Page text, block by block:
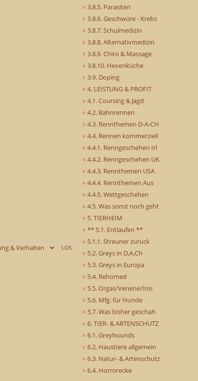
3.8.5. Parasiten
3.8.6. Geschwüre - Krebs
3.8.7. Schulmedizin
3.8.8. Alternativmedizin
3.8.9. Chiro & Massage
3.8.10. Hexenküche
3.9. Doping
4. LEISTUNG & PROFIT
4.1. Coursing & Jagd
4.2. Bahnrennen
4.3. Rennthemen D-A-CH
4.4. Rennen kommerziell
4.4.1. Renngeschehen Irl
4.4.2. Renngeschehen UK
4.4.3. Rennthemen USA
4.4.4. Rennthemen Aus
4.4.5. Wettgeschehen
4.5. Was sonst noch geht
5. TIERHEIM
** 5.1. Entlaufen **
5.1.1. Streuner zurück
5.2. Greys in D,A,Ch
5.3. Greys in Europa
5.4. Rehomed
5.5. Orgas/Vereine/Inis
5.6. Mfg. für Hunde
5.7. Was bisher geschah
6. TIER- & ARTENSCHUTZ
6.1. Greyhounds
6.2. Haustiere allgemein
6.3. Natur- & Artenschutz
6.4. Horrorecke